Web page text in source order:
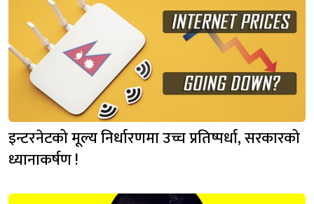
इन्टरनेटको मूल्य निर्धारणमा उच्च प्रतिष्पर्धा, सरकारको
ध्यानाकर्षण !